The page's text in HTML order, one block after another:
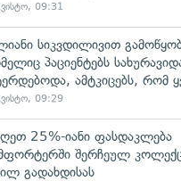
09:31
სიკვდილივით
პაციენტებს
ამტკიცებს, რომ
09:29
25%-იანი ფასდაკლება
შერჩეულ
გადახდისას